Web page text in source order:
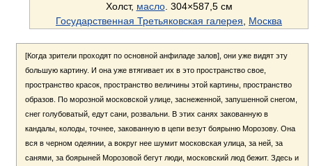
Холст, масло. 304×587,5 см
Государственная Третьяковская галерея
Москва
[Когда зрители проходят по основной анфиладе залов], они уже видят эту
большую картину. И она уже втягивает их в это пространство свое,
пространство красок, пространство величины этой картины, пространство
образов. По морозной московской улице, заснеженной, запушенной снегом,
снег голубоватый, едут сани, розвальни. В этих санях закованную в
кандалы, колоды, точнее, закованную в цепи везут боярыню Морозову. Она
вся в черном одеянии, а вокруг нее шумит московская улица, за ней, за
санями, за боярыней Морозовой бегут люди, московский люд бежит. Здесь и